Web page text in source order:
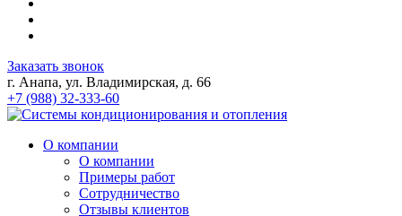
Заказать звонок
г. Анапа, ул. Владимирская, д. 66
+7 (988) 32-333-60
О компании
О компании
Примеры работ
Сотрудничество
Отзывы клиентов